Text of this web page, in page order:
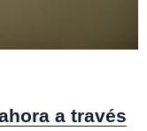
a través